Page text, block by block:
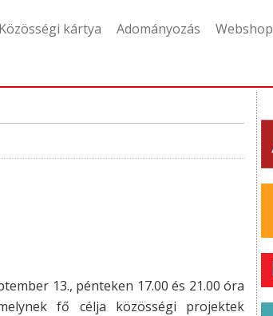
Közösségi kártya Adományozás
Webshop
13., pénteken 17.00 és 21.00 óra
fő célja közösségi projektek